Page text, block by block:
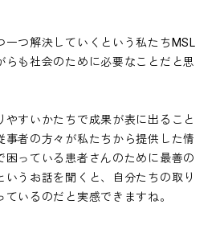
一つ解決していくという私たちMSL
らも社会のために必要なことだと思
すいかたちで成果が表に出ること
事者の方々が私たちから提供した情
困っている患者さんのために最善の
うお話を聞くと、自分たちの取り
いるのだと実感できますね。